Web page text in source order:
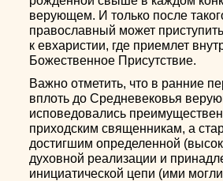
верующем. И только после
православный может
к евхаристии, где приемлет
Божественное Присутствие.
Важно отметить, что в ранние
вплоть до Средневековья
исповедовались
приходским священникам, а
достигшим определенной
духовной реализации и
инициатической цепи (ими